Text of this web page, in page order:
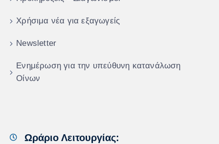
Χρήσιμα νέα για εξαγωγείς
Newsletter
Ενημέρωση για την υπεύθυνη κατανάλωση
Οίνων
Ωράριο Λειτουργίας: